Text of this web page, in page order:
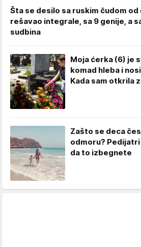
Šta se desilo sa ruskim čudom od
rešavao integrale, sa 9 genije, a
sudbina
Moja ćerka (6) je
komad hleba i
Kada sam otkrila
Zašto se deca
odmoru?
da to izbegnete